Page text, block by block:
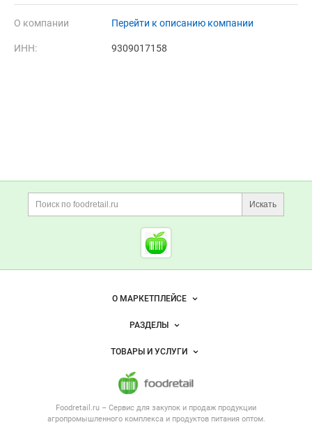
О компании Перейти к описанию компании
ИНН: 9309017158
Дополнительная информация
Поиск по сайту и
Искать
Cсылки на полезные
Foodretail.ru
— продукты
Важные разделы и контакты
Foodretail.ru – Сервис для закупок и продаж продукции
агропромышленного комплекса и продуктов питания оптом.
Навигация по сайтуО МАРКЕТПЛЕЙСЕ
Новости Foodretail.ru
Размещение рекламы
Публичная оферта
Контактная информация
Политика обработки персональных данных
РАЗДЕЛЫ
Объявления
Новости рынка
Вакансии
ТОВАРЫ И УСЛУГИ
Напитки, соки, вода
Оборудование для пищепрома